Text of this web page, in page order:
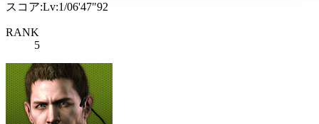
スコア:Lv:1/06'47"92
RANK
5